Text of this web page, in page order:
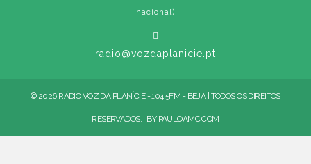
nacional)
radio@vozdaplanicie.pt
© 2026 RÁDIO VOZ DA PLANÍCIE - 104.5FM - BEJA | TODOS OS DIREITOS
RESERVADOS. | BY PAULOAMC.COM